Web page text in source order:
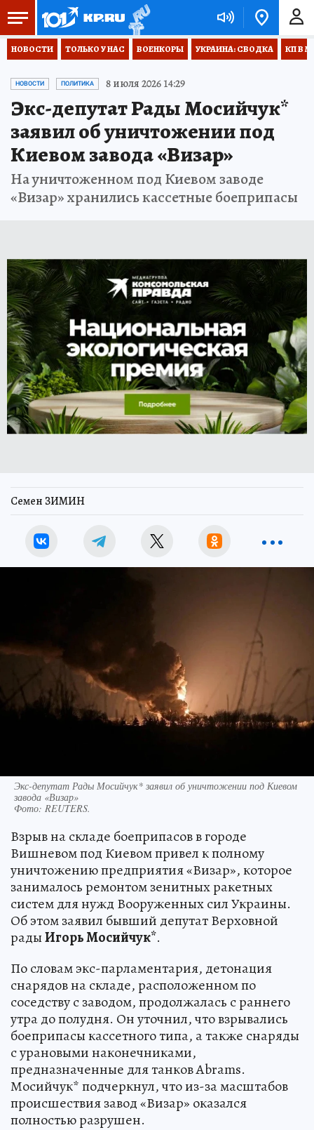
НОВОСТИ ТОЛЬКО У НАС ВОЕНКОРЫ УКРАИНА: СВОДКА КП В
НОВОСТИ ПОЛИТИКА 8 июля 2026 14:29
Экс-депутат Рады Мосийчук*
заявил об уничтожении под
Киевом завода «Визар»
На уничтоженном под Киевом заводе
«Визар» хранились кассетные боеприпасы
Семен ЗИМИН
Экс-депутат Рады Мосийчук* заявил об уничтожении под Киевом
завода «Визар»
Фото: REUTERS.
Взрыв на складе боеприпасов в городе
Вишневом под Киевом привел к полному
уничтожению предприятия «Визар», которое
занималось ремонтом зенитных ракетных
систем для нужд Вооруженных сил Украины.
Об этом заявил бывший депутат Верховной
радыИгорь Мосийчук*.
По словам экс-парламентария, детонация
снарядов на складе, расположенном по
соседству с заводом, продолжалась с раннего
утра до полудня. Он уточнил, что взрывались
боеприпасы кассетного типа, а также снаряды
с урановыми наконечниками,
предназначенные для танков Abrams.
Мосийчук* подчеркнул, что из-за масштабов
происшествия завод «Визар» оказался
полностью разрушен.